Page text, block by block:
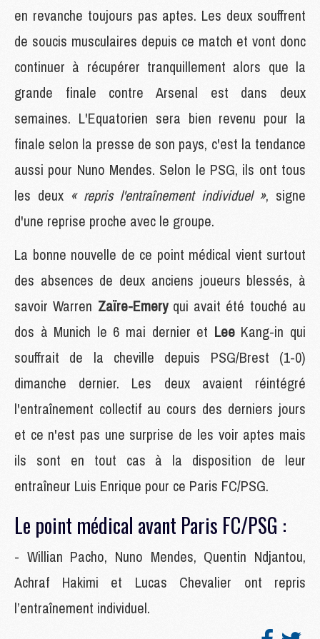
en revanche toujours pas aptes. Les deux souffrent
de soucis musculaires depuis ce match et vont donc
continuer à récupérer tranquillement alors que la
grande finale contre Arsenal est dans deux
semaines. L'Equatorien sera bien revenu pour la
finale selon la presse de son pays, c'est la tendance
aussi pour Nuno Mendes. Selon le PSG, ils ont tous
les deux « repris l'entraînement individuel », signe
d'une reprise proche avec le groupe.
La bonne nouvelle de ce point médical vient surtout
des absences de deux anciens joueurs blessés, à
savoir Warren Zaïre-Emery qui avait été touché au
dos à Munich le 6 mai dernier et Lee Kang-in qui
souffrait de la cheville depuis PSG/Brest (1-0)
dimanche dernier. Les deux avaient réintégré
l'entraînement collectif au cours des derniers jours
et ce n'est pas une surprise de les voir aptes mais
ils sont en tout cas à la disposition de leur
entraîneur Luis Enrique pour ce Paris FC/PSG.
Le point médical avant Paris FC/PSG :
- Willian Pacho, Nuno Mendes, Quentin Ndjantou,
Achraf Hakimi et Lucas Chevalier ont repris
l’entraînement individuel.